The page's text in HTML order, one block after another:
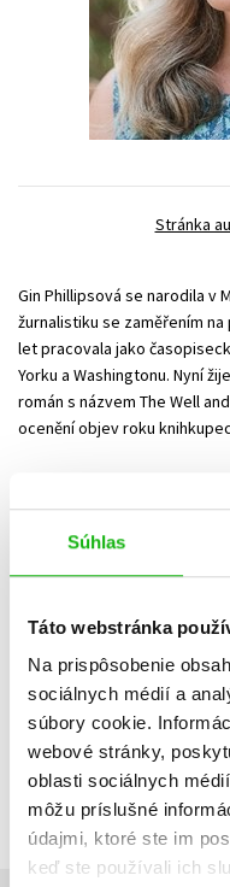
Súhlas
Táto webstránka
Na prispôsobenie
sociálnych médií a
súbory cookie.
webové stránky,
oblasti sociálnych
môžu príslušné
údajmi, ktoré ste im
keď ste používali ich
Technické vedy
Výchova a pedagogika
Stránka
Gin Phillipsová se narodila v
žurnalistiku se zaměřením
let pracovala jako
Yorku a Washingtonu. Nyní
román s názvem The Well
ocenění objev roku
Neboli nájdené žiadne tituly